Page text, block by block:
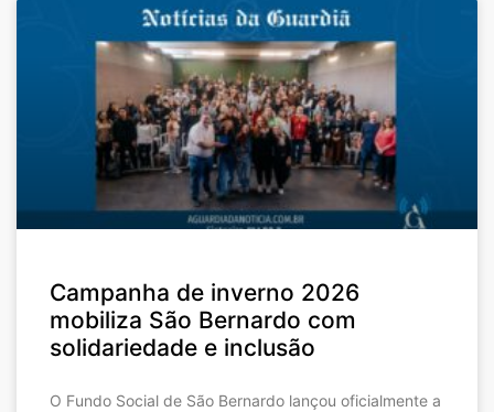
Campanha de inverno 2026
mobiliza São Bernardo com
solidariedade e inclusão
O Fundo Social de São Bernardo lançou oficialmente a